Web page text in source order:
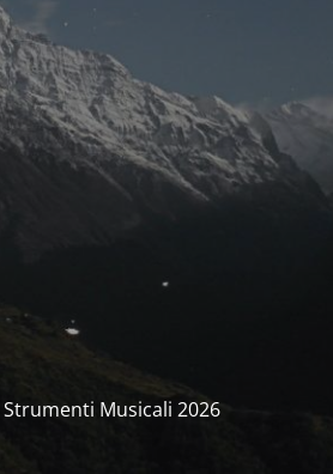
Musicali 2026